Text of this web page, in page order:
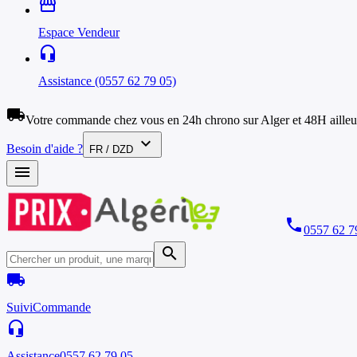
storefront
Espace Vendeur
headset_mic
Assistance (0557 62 79 05)
local_shippingVotre commande chez vous en 24h chrono sur Alger et 48H
Besoin d'aide ? FR / DZD
expand_more
menu
phone0557 62
search
local_shipping
SuiviCommande
headset_mic